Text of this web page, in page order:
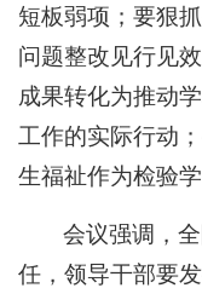
短板弱项；要狠
问题整改见行见
成果转化为推动
工作的实际行动
生福祉作为检验
会议强调，
任，领导干部要